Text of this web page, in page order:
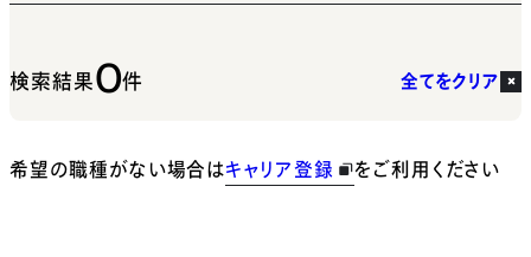
検索結果0件 全てをクリア
希望の職種がない場合はキャリア登録 をご利用ください